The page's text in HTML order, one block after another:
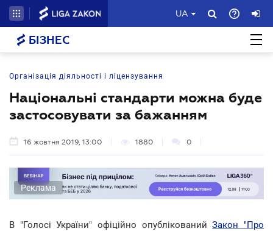
UA
БІЗНЕС
Організація діяльності і ліцензування
Національні стандарти можна буде
застосовувати за бажанням
16 жовтня 2019, 13:00 1880 0
Реклама
В "Голосі України" офіційно опублікованийЗакон "Про